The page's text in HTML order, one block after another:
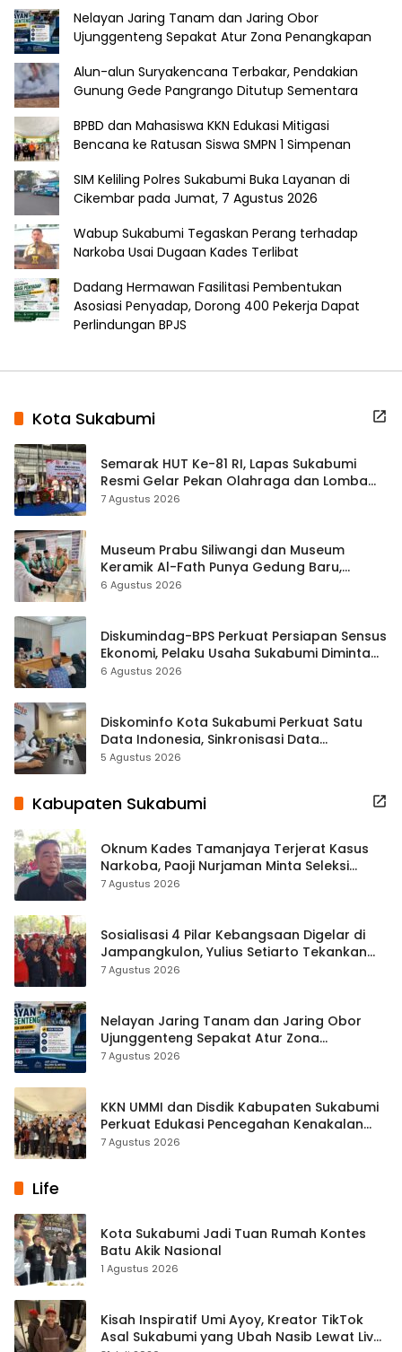
Nelayan Jaring Tanam dan Jaring Obor
Ujunggenteng Sepakat Atur Zona Penangkapan
Alun-alun Suryakencana Terbakar, Pendakian
Gunung Gede Pangrango Ditutup Sementara
BPBD dan Mahasiswa KKN Edukasi Mitigasi
Bencana ke Ratusan Siswa SMPN 1 Simpenan
SIM Keliling Polres Sukabumi Buka Layanan di
Cikembar pada Jumat, 7 Agustus 2026
Wabup Sukabumi Tegaskan Perang terhadap
Narkoba Usai Dugaan Kades Terlibat
Dadang Hermawan Fasilitasi Pembentukan
Asosiasi Penyadap, Dorong 400 Pekerja Dapat
Perlindungan BPJS
Kota Sukabumi
Semarak HUT Ke-81 RI, Lapas Sukabumi
Resmi Gelar Pekan Olahraga dan Lomba
Tradisional
7 Agustus 2026
Museum Prabu Siliwangi dan Museum
Keramik Al-Fath Punya Gedung Baru,
Hampir 500 Koleksi Dipisahkan
6 Agustus 2026
Diskumindag-BPS Perkuat Persiapan Sensus
Ekonomi, Pelaku Usaha Sukabumi Diminta
Terbuka Beri Data
6 Agustus 2026
Diskominfo Kota Sukabumi Perkuat Satu
Data Indonesia, Sinkronisasi Data
Kewilayahan Dikebut
5 Agustus 2026
Kabupaten Sukabumi
Oknum Kades Tamanjaya Terjerat Kasus
Narkoba, Paoji Nurjaman Minta Seleksi
Calon Kades Diperketat
7 Agustus 2026
Sosialisasi 4 Pilar Kebangsaan Digelar di
Jampangkulon, Yulius Setiarto Tekankan
Pentingnya Persatuan
7 Agustus 2026
Nelayan Jaring Tanam dan Jaring Obor
Ujunggenteng Sepakat Atur Zona
Penangkapan
7 Agustus 2026
KKN UMMI dan Disdik Kabupaten Sukabumi
Perkuat Edukasi Pencegahan Kenakalan
Remaja di SMPN 2 Tegalbuleud
7 Agustus 2026
Life
Kota Sukabumi Jadi Tuan Rumah Kontes
Batu Akik Nasional
1 Agustus 2026
Kisah Inspiratif Umi Ayoy, Kreator TikTok
Asal Sukabumi yang Ubah Nasib Lewat Live